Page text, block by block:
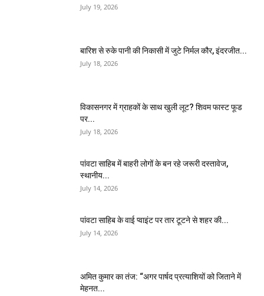
July 19, 2026
बारिश से रुके पानी की निकासी में जुटे निर्मल कौर, इंदरजीत...
July 18, 2026
विकासनगर में ग्राहकों के साथ खुली लूट? शिवम फास्ट फूड
पर...
July 18, 2026
पांवटा साहिब में बाहरी लोगों के बन रहे जरूरी दस्तावेज,
स्थानीय...
July 14, 2026
पांवटा साहिब के वाई प्वाइंट पर तार टूटने से शहर की...
July 14, 2026
अमित कुमार का तंज: “अगर पार्षद प्रत्याशियों को जिताने में
मेहनत...